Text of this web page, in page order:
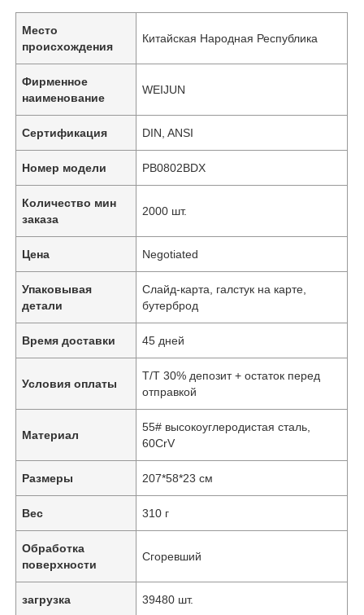
Место
происхождения
Китайская Народная Республика
Фирменное
наименование
WEIJUN
Сертификация DIN, ANSI
Номер модели PB0802BDX
Количество мин
заказа
2000 шт.
Цена Negotiated
Упаковывая
детали
Слайд-карта, галстук на карте,
бутерброд
Время доставки 45 дней
Условия оплаты
T/T 30% депозит + остаток перед
отправкой
Материал
55# высокоуглеродистая сталь,
60CrV
Размеры 207*58*23 см
Вес 310 г
Обработка
поверхности
Сгоревший
загрузка 39480 шт.